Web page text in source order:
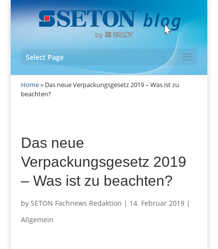
Select Page
Home» Das neue Verpackungsgesetz 2019 – Was ist zu
beachten?
Das neue
Verpackungsgesetz 2019
– Was ist zu beachten?
by SETON Fachnews Redaktion | 14. Februar 2019|
Allgemein